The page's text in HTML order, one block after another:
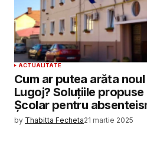
ACTUALITATE
Cum ar putea arăta
Lugoj? Soluțiile
Școlar pentru
by Thabitta Fecheta21 martie 2025